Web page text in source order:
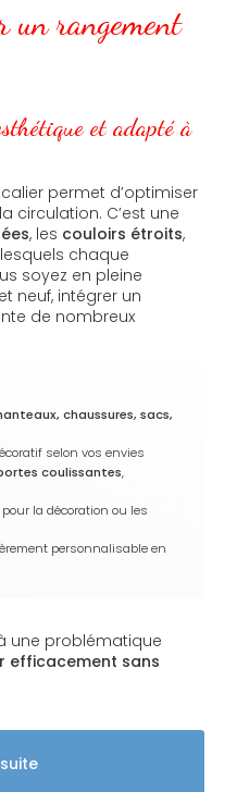
un rangement
et adapté à
permet d’optimiser
circulation. C’est une
, les couloirs étroits,
chaque
soyez en pleine
neuf, intégrer un
de nombreux
chaussures, sacs,
selon vos envies
coulissantes,
pour la décoration ou les
personnalisable en
une problématique
efficacement sans